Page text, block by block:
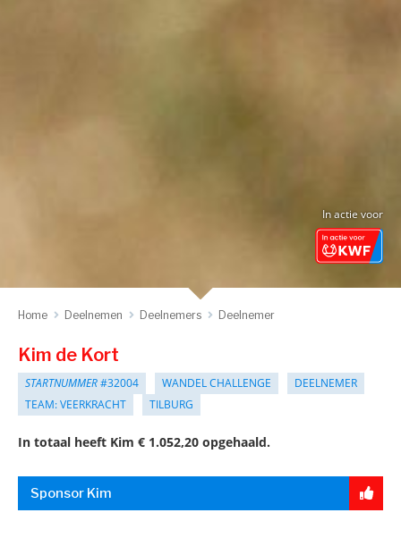
In actie voor
Home Deelnemen Deelnemers Deelnemer
Kim de Kort
STARTNUMMER#32004 WANDEL CHALLENGE
DEELNEMER
TEAM: VEERKRACHT
TILBURG
In totaal heeft Kim € 1.052,20 opgehaald.
Sponsor Kim